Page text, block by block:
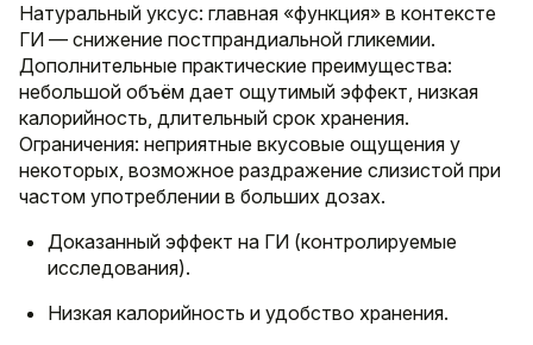
Натуральный уксус: главная «функция» в контексте
ГИ — снижение постпрандиальной гликемии.
Дополнительные практические преимущества:
небольшой объём дает ощутимый эффект, низкая
калорийность, длительный срок хранения.
Ограничения: неприятные вкусовые ощущения у
некоторых, возможное раздражение слизистой при
частом употреблении в больших дозах.
Доказанный эффект на ГИ (контролируемые
исследования).
Низкая калорийность и удобство хранения.